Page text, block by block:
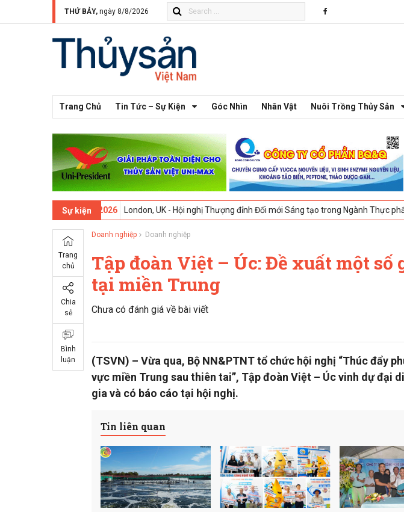
THỨ BẢY, ngày 8/8/2026
Trang Chủ Tin Tức – Sự Kiện Góc Nhìn Nhân Vật Nuôi Trồng Thủy Sản
Sự kiện
London, UK - Hội nghị Thượng đỉnh Đổi mới Sáng tạo trong Ngành Thực phẩm Thủy sản
Trang
chủ
Chia
sẻ
Bình
luận
Doanh nghiệp Doanh nghiệp
Tập đoàn Việt – Úc: Đề xuất một số
tại miền Trung
Chưa có đánh giá về bài viết
(TSVN) – Vừa qua, Bộ NN&PTNT tổ chức hội nghị “Thúc đẩy
vực miền Trung sau thiên tai”, Tập đoàn Việt – Úc vinh dự đại
gia và có báo cáo tại hội nghị.
Tin liên quan